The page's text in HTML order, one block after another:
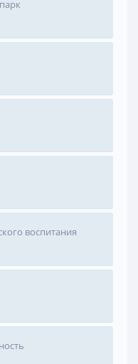
воспитания